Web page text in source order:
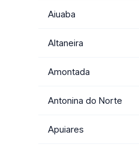
Aiuaba
Altaneira
Amontada
Antonina do Norte
Apuiares